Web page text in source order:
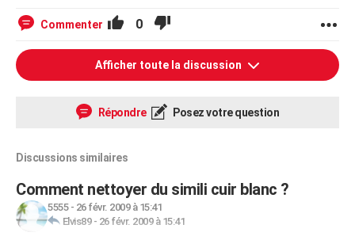
Commenter 0
Afficher toute la discussion
Répondre Posez votre question
Discussions similaires
Comment nettoyer du simili cuir blanc ?
5555- 26 févr. 2009 à 15:41
Elvis89- 26 févr. 2009 à 15:41